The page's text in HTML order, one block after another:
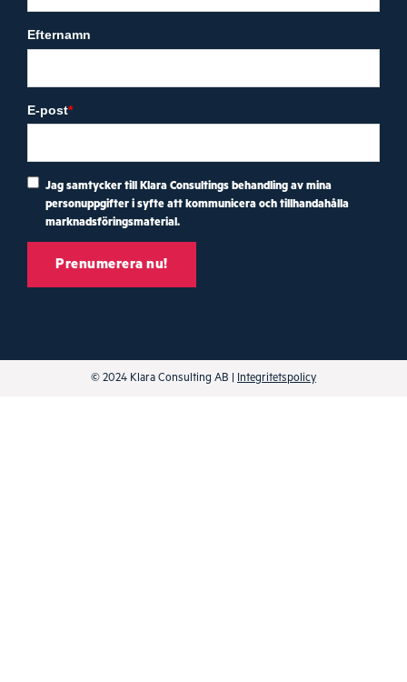
Efternamn
E-post*
Jag samtycker till Klara Consultings behandling av mina
personuppgifter i syfte att kommunicera och tillhandahålla
marknadsföringsmaterial.
© 2024 Klara Consulting AB | Integritetspolicy